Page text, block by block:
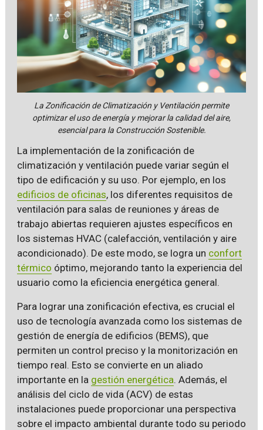
La Zonificación de Climatización y Ventilación permite
optimizar el uso de energía y mejorar la calidad del aire,
esencial para la Construcción Sostenible.
La implementación de la zonificación de
climatización y ventilación puede variar según el
tipo de edificación y su uso. Por ejemplo, en los
edificios de oficinas, los diferentes requisitos de
ventilación para salas de reuniones y áreas de
trabajo abiertas requieren ajustes específicos en
los sistemas HVAC (calefacción, ventilación y aire
acondicionado). De este modo, se logra un confort
térmico óptimo, mejorando tanto la experiencia del
usuario como la eficiencia energética general.
Para lograr una zonificación efectiva, es crucial el
uso de tecnología avanzada como los sistemas de
gestión de energía de edificios (BEMS), que
permiten un control preciso y la monitorización en
tiempo real. Esto se convierte en un aliado
importante en la gestión energética. Además, el
análisis del ciclo de vida (ACV) de estas
instalaciones puede proporcionar una perspectiva
sobre el impacto ambiental durante todo su periodo